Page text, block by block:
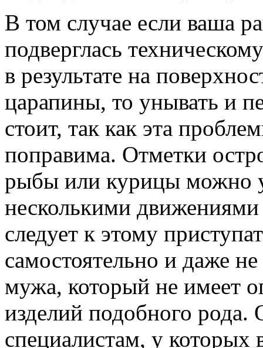
В том случае если ваша
подверглась
в результате на
царапины, то унывать и
стоит, так как эта
поправима. Отметки
рыбы или курицы можно
несколькими
следует к этому
самостоятельно и даже
мужа, который не имеет
изделий подобного рода.
специалистам, у которых